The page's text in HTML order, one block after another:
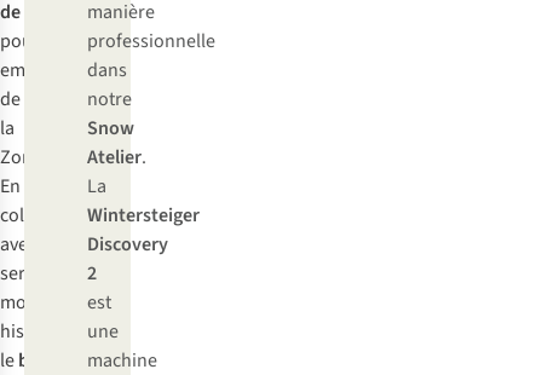
de Gand
pour un
emplacement
de choix sur
la
Zonnestraat.
En étroite
collaboration
avec le
service des
monuments
historiques,
lebâtiment
manière
professionnelle
dans
notre
Snow
Atelier.
La
Wintersteiger
Discovery
2
est
une
machine